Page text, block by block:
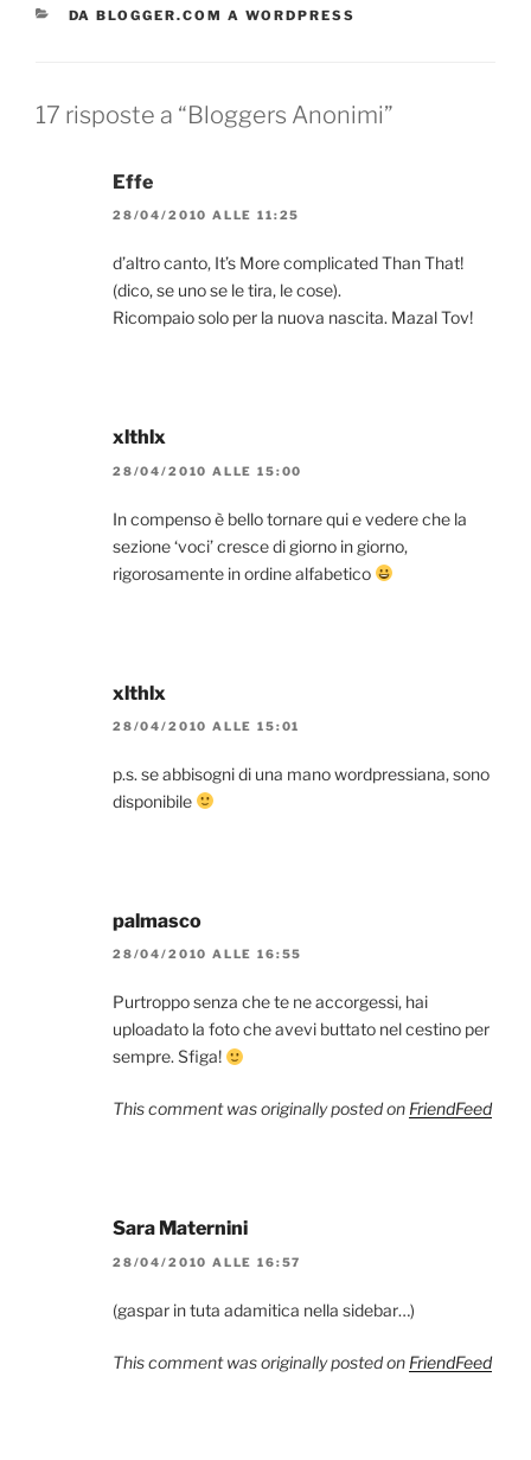
CATEGORIE
DA BLOGGER.COM A WORDPRESS
17 risposte a “Bloggers Anonimi”
Effe
28/04/2010 ALLE 11:25
d’altro canto, It’s More complicated Than That!
(dico, se uno se le tira, le cose).
Ricompaio solo per la nuova nascita. Mazal Tov!
xlthlx
28/04/2010 ALLE 15:00
In compenso è bello tornare qui e vedere che la
sezione ‘voci’ cresce di giorno in giorno,
rigorosamente in ordine alfabetico
xlthlx
28/04/2010 ALLE 15:01
p.s. se abbisogni di una mano wordpressiana, sono
disponibile
palmasco
28/04/2010 ALLE 16:55
Purtroppo senza che te ne accorgessi, hai
uploadato la foto che avevi buttato nel cestino per
sempre. Sfiga!
This comment was originally posted on FriendFeed
Sara Maternini
28/04/2010 ALLE 16:57
(gaspar in tuta adamitica nella sidebar…)
This comment was originally posted on FriendFeed